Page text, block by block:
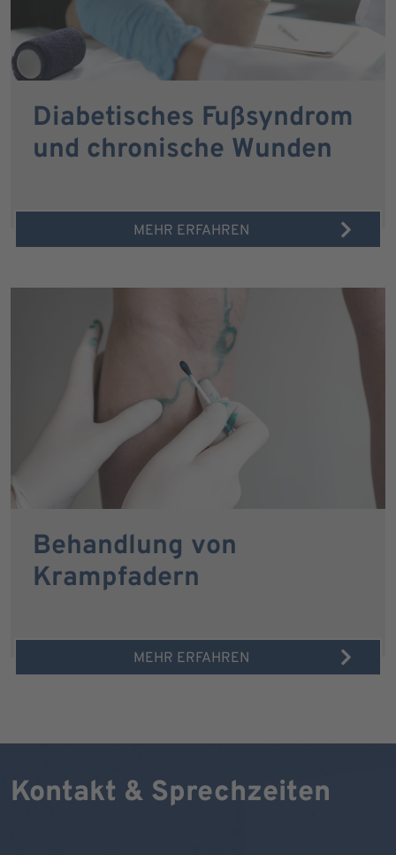
Diabetisches Fußsyndrom
und chronische Wunden
MEHR ERFAHREN
Behandlung von
Krampfadern
MEHR ERFAHREN
Kontakt & Sprechzeiten